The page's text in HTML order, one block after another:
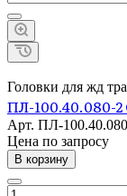
Головки для жд
ПЛ-100.40.080-
Арт. ПЛ-
Цена по запросу
В корзину